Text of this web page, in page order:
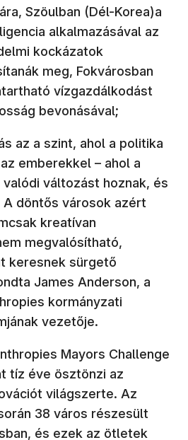
Szöulban (Dél-Korea)a
alkalmazásával az
kockázatok
meg, Fokvárosban
vízgazdálkodást
bevonásával;
az a szint, ahol a politika
emberekkel – ahol a
változást hoznak, és
döntős városok azért
kreatívan
megvalósítható,
keresnek sürgető
James Anderson, a
kormányzati
vezetője.
Mayors Challenge
tíz éve ösztönzi az
világszerte. Az
38 város részesült
és ezek az ötletek